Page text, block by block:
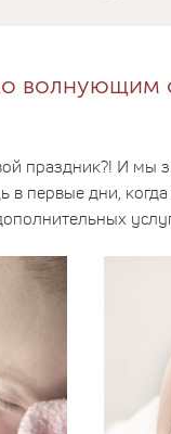
праздник?! И
первые дни,